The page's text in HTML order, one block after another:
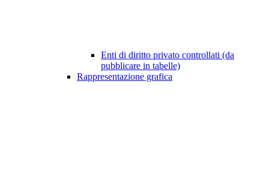
Enti di diritto privato controllati (da
pubblicare in tabelle)
Rappresentazione grafica